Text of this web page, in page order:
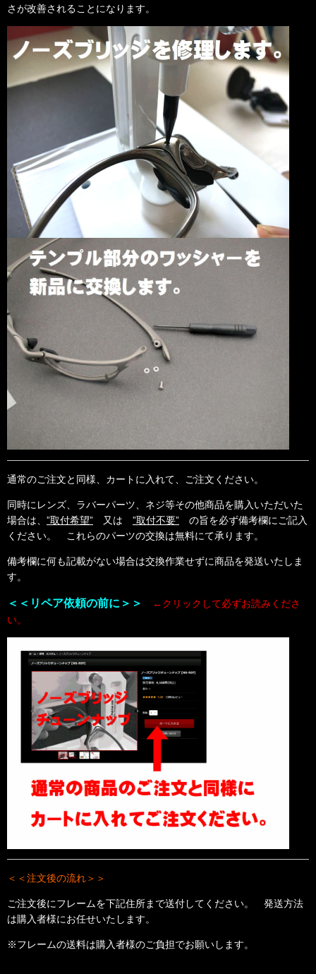
さが改善されることになります。
通常のご注文と同様、カートに入れて、ご注文ください。
同時にレンズ、ラバーパーツ、ネジ等その他商品を購入いただいた
場合は、 ”取付希望” 又は ”取付不要” の旨を必ず備考欄にご記入
ください。 これらのパーツの交換は無料にて承ります。
備考欄に何も記載がない場合は交換作業せずに商品を発送いたしま
す。
＜＜リペア依頼の前に＞＞
←クリックして必ずお読みくださ
い。
＜＜注文後の流れ＞＞
ご注文後にフレームを下記住所まで送付してください。 発送方法
は購入者様にお任せいたします。
※フレームの送料は購入者様のご負担でお願いします。